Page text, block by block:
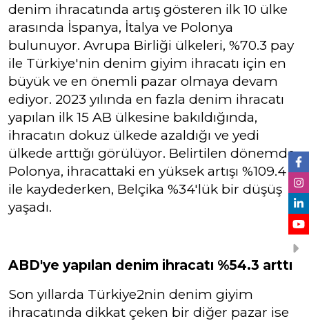
denim ihracatında artış gösteren ilk 10 ülke
arasında İspanya, İtalya ve Polonya
bulunuyor. Avrupa Birliği ülkeleri, %70.3 pay
ile Türkiye'nin denim giyim ihracatı için en
büyük ve en önemli pazar olmaya devam
ediyor. 2023 yılında en fazla denim ihracatı
yapılan ilk 15 AB ülkesine bakıldığında,
ihracatın dokuz ülkede azaldığı ve yedi
ülkede arttığı görülüyor. Belirtilen dönemde
Polonya, ihracattaki en yüksek artışı %109.4
ile kaydederken, Belçika %34'lük bir düşüş
yaşadı.
ABD'ye yapılan denim ihracatı %54.3 arttı
Son yıllarda Türkiye2nin denim giyim
ihracatında dikkat çeken bir diğer pazar ise